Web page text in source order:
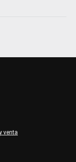
venta